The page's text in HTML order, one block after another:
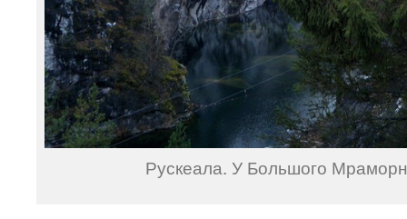
Рускеала. У Большого